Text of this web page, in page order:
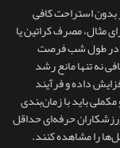
استراحت کافی
مثال، مصرف کراتین یا
در طول شب فرصت
نه‌ تنها مانع رشد
داده و فرآیند
باید با زمان‌بندی
حرفه‌ای حداقل